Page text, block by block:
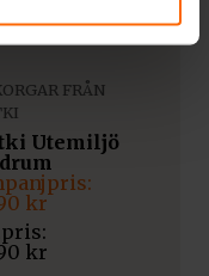
FRÅN
Utemiljö
kr
kr